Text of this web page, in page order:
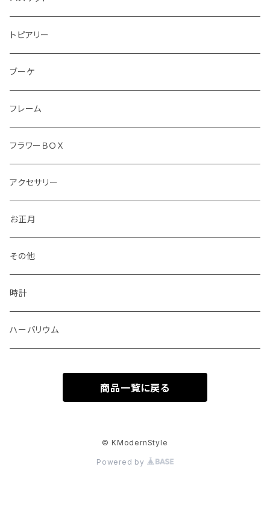
トピアリー
ブーケ
フレーム
フラワーＢＯＸ
アクセサリー
お正月
その他
時計
ハーバリウム
商品一覧に戻る
© KModernStyle
Powered by